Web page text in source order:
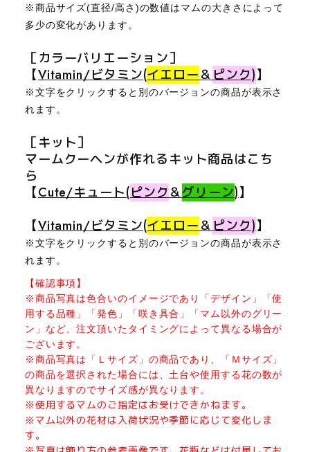
※商品サイズ(直径/高さ)の数値はマムの大きさによって
多少の変化があります。
［カラーバリエーション］
【Vitamin/ビタミン(イエロー＆ ピンク)】
※文字をクリックすると別のバージョンの商品が表示さ
れます。
［キット］
マームクーヘンが作れるキット商品はこち
ら
【Cute/キュート(ピンク＆グリーン)】
【Vitamin/ビタミン(イエロー＆ ピンク)】
※文字をクリックすると別のバージョンの商品が表示さ
れます。
【確認事項】
※商品写真は色合いのイメージであり「デザイン」「使
用する品種」「発色」「咲き具合」「マム以外のグリー
ン」など、注文頂いたタイミングによって異なる場合が
ございます。
※商品写真は「Ｌサイズ」の商品であり、「Ｍサイズ」
の商品を選択された場合には、土台や使用する花の数が
異なりますのでサイズ感が異なります。
※使用するマムのご指定はお受けできかねます。
※マム以外の花材は入荷状況や季節に応じて変化しま
す。